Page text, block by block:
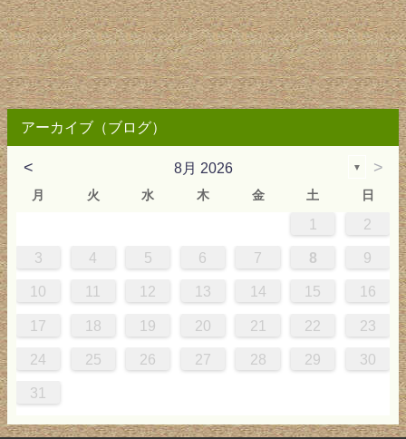
アーカイブ（ブログ）
< 8月 2026 ▼ >
月 火 水 木 金 土 日
1 2
3 4 5 6 7 8 9
10 11 12 13 14 15 16
17 18 19 20 21 22 23
24 25 26 27 28 29 30
31